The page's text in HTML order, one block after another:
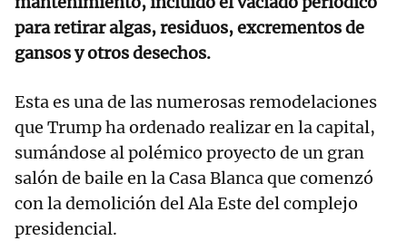
para retirar algas, residuos, excrementos de
gansos y otros desechos.
Esta es una de las numerosas remodelaciones
que Trump ha ordenado realizar en la capital,
sumándose al polémico proyecto de un gran
salón de baile en la Casa Blanca que comenzó
con la demolición del Ala Este del complejo
presidencial.